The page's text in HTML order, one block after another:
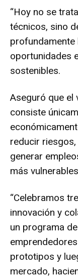
“Hoy no se
técnicos, sino
profundamente
oportunidades
sostenibles.
Aseguró que el
consiste
reducir
generar
más
“Celebramos
innovación y
un programa
prototipos y
mercado,